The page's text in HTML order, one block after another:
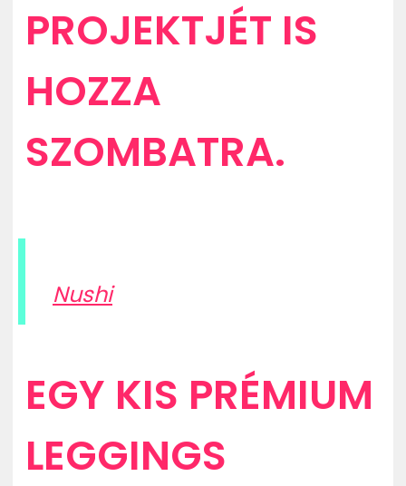
PROJEKTJÉT IS
HOZZA
SZOMBATRA.
Nushi
EGY KIS PRÉMIUM
LEGGINGS